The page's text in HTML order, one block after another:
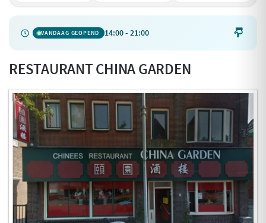
VANDAAG GEOPEND 14:00 - 21:00 
RESTAURANT CHINA GARDEN